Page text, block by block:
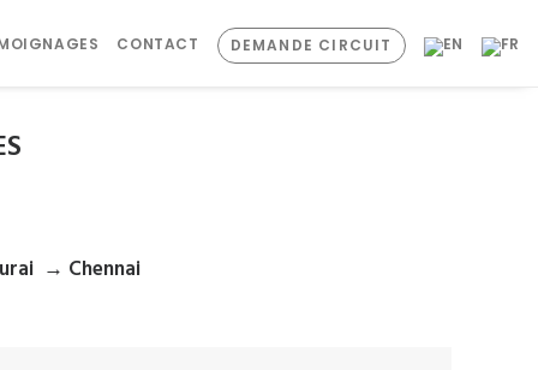
CONTACT DEMANDE CIRCUIT
→ Chennai